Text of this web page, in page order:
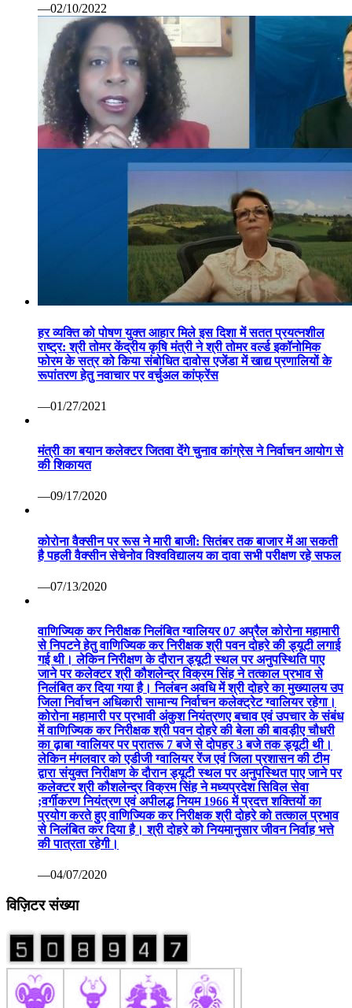
—02/10/2022
हर व्यक्ति को पोषण युक्त आहार मिले इस दिशा में सतत प्रयत्नशील
राष्ट्र: श्री तोमर केंद्रीय कृषि मंत्री ने श्री तोमर वर्ल्ड इकॉनोमिक
फोरम के सत्र को किया संबोधित दावोस एजेंडा में खाद्य प्रणालियों के
रूपांतरण हेतु नवाचार पर वर्चुअल कांफ्रेंस
—01/27/2021
मंत्री का बयान कलेक्टर जितवा देंगे चुनाव कांग्रेस ने निर्वाचन आयोग से
की शिकायत
—09/17/2020
कोरोना वैक्सीन पर रूस ने मारी बाजी: सितंबर तक बाजार में आ सकती
है पहली वैक्सीन सेचेनोव विश्वविद्यालय का दावा सभी परीक्षण रहे सफल
—07/13/2020
वाणिज्यिक कर निरीक्षक निलंबित ग्वालियर 07 अप्रैल कोरोना महामारी
से निपटने हेतु वाणिज्यिक कर निरीक्षक श्री पवन दोहरे की ड्यूटी लगाई
गई थी। लेकिन निरीक्षण के दौरान ड्यूटी स्थल पर अनुपस्थिति पाए
जाने पर कलेक्टर श्री कौशलेन्द्र विक्रम सिंह ने तत्काल प्रभाव से
निलंबित कर दिया गया है। निलंबन अवधि में श्री दोहरे का मुख्यालय उप
जिला निर्वाचन अधिकारी सामान्य निर्वाचन कलेक्ट्रेट ग्वालियर रहेगा।
कोरोना महामारी पर प्रभावी अंकुश नियंत्रणए बचाव एवं उपचार के संबंध
में वाणिज्यिक कर निरीक्षक श्री पवन दोहरे की बेला की बावड़ीए चौधरी
का ढ़ाबा ग्वालियर पर प्रातरू 7 बजे से दोपहर 3 बजे तक ड्यूटी थी।
लेकिन मंगलवार को एडीजी ग्वालियर रेंज एवं जिला प्रशासन की टीम
द्वारा संयुक्त निरीक्षण के दौरान ड्यूटी स्थल पर अनुपस्थित पाए जाने पर
कलेक्टर श्री कौशलेन्द्र विक्रम सिंह ने मध्यप्रदेश सिविल सेवा
;वर्गीकरण नियंत्रण एवं अपीलद्ध नियम 1966 में प्रदत्त शक्तियों का
प्रयोग करते हुए वाणिज्यिक कर निरीक्षक श्री दोहरे को तत्काल प्रभाव
से निलंबित कर दिया है। श्री दोहरे को नियमानुसार जीवन निर्वाह भत्ते
की पात्रता रहेगी।
—04/07/2020
विज़िटर संख्या